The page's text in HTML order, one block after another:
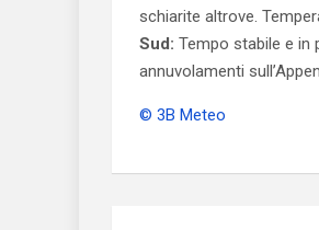
schiarite altrove.
Sud: Tempo stabile e in
annuvolamenti
© 3B Meteo